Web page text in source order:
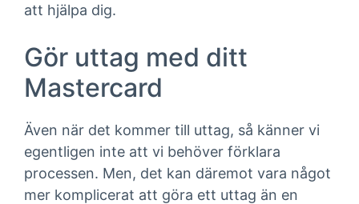
att hjälpa dig.
Gör uttag med ditt
Mastercard
Även när det kommer till uttag, så känner vi
egentligen inte att vi behöver förklara
processen. Men, det kan däremot vara något
mer komplicerat att göra ett uttag än en